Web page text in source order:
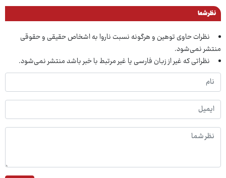
نظر شما
نظرات حاوی توهین و هرگونه نسبت ناروا به اشخاص حقیقی و حقوقی
منتشر نمی‌شود.
نظراتی که غیر از زبان فارسی یا غیر مرتبط با خبر باشد منتشر نمی‌شود.